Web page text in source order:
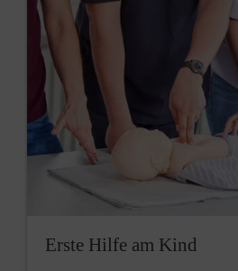
Erste Hilfe am Kind